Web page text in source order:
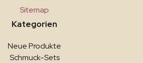
Sitemap
Kategorien
Neue Produkte
Schmuck-Sets